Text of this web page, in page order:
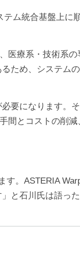
ム統合基盤上に
医療系・技術系
ため、システム
要になります。
間とコストの削
す。ASTERIA
と石川氏は語った